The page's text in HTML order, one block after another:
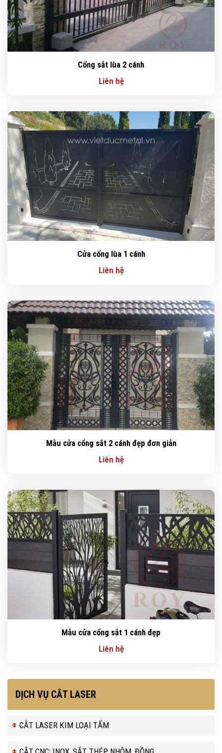
Cổng sắt lùa 2 cánh
Liên hệ
Cửa cổng lùa 1 cánh
Liên hệ
Mẫu cửa cổng sắt 2 cánh đẹp đơn giản
Liên hệ
Mẫu cửa cổng sắt 1 cánh đẹp
Liên hệ
DỊCH VỤ CẮT LASER
CẮT LASER KIM LOẠI TẤM